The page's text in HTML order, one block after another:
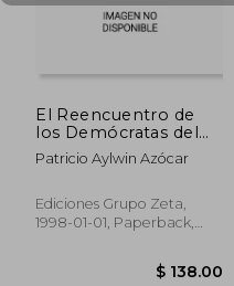
El Reencuentro de
los Demócratas del
Golpe al Triunfo del
No.
Patricio Aylwin Azócar
Ediciones Grupo Zeta,
1998-01-01, Paperback,